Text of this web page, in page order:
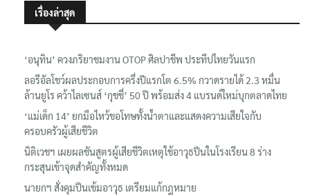
เรื่องล่าสุด
‘อนุทิน’ ควงภริยาชมงาน OTOP ศิลปาชีพ ประทีปไทยวันแรก
ลอรีอัลโชว์ผลประกอบการครึ่งปีแรกโต 6.5% กวาดรายได้ 2.3 หมื่น
ล้านยูโร คว้าไลเซนส์ ‘กุชชี่’ 50 ปี พร้อมส่ง 4 แบรนด์ใหม่บุกตลาดไทย
‘แม่เด็ก 14’ ยกมือไหว้ขอโทษทั้งน้ำตาและแสดงความเสียใจกับ
ครอบครัวผู้เสียชีวิต
นิติเวชฯ เผยผลชันสูตรผู้เสียชีวิตเหตุใช้อาวุธปืนในโรงเรียน 8 ร่าง
กระสุนเข้าจุดสำคัญทั้งหมด
นายกฯ สั่งคุมปืนเข้มอาวุธ เตรียมแก้กฎหมาย